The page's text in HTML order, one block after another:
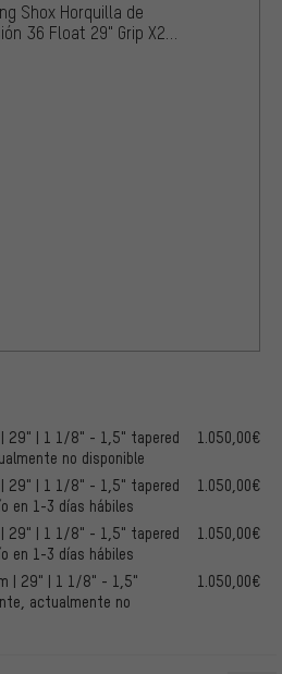
Shox Horquilla de
36 Float 29" Grip X2
Elite
29" | 1 1/8" - 1,5" tapered
no disponible
1.050,00€
29" | 1 1/8" - 1,5" tapered
en 1-3 días hábiles
1.050,00€
29" | 1 1/8" - 1,5" tapered
en 1-3 días hábiles
1.050,00€
| 29" | 1 1/8" - 1,5"
actualmente no
1.050,00€